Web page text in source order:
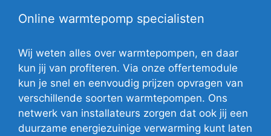
Online warmtepomp specialisten
Wij weten alles over warmtepompen, en daar
kun jij van profiteren. Via onze offertemodule
kun je snel en eenvoudig prijzen opvragen van
verschillende soorten warmtepompen. Ons
netwerk van installateurs zorgen dat ook jij een
duurzame energiezuinige verwarming kunt laten